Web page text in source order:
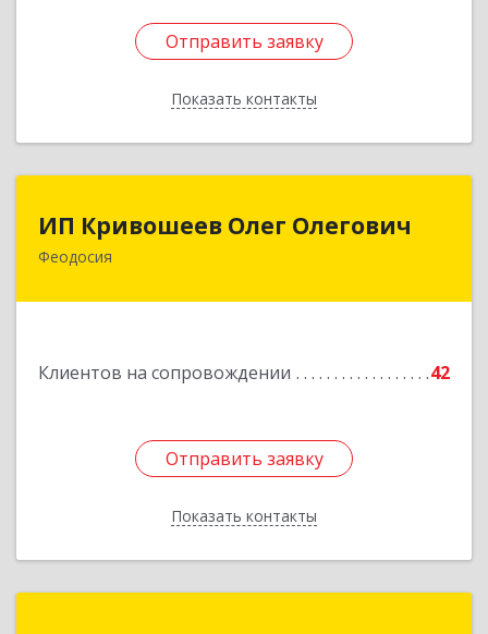
Отправить заявку
Показать контакты
Отправить заявку
Назад
ИП Кривошеев Олег Олегович
Феодосия
Клиентов на сопровождении 42
Отправить заявку
Показать контакты
Отправить заявку
Назад